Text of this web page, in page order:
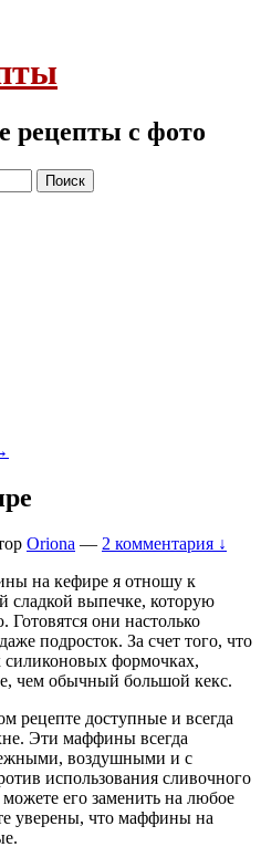
рецепты с фото
Oriona — 2 комментария ↓
на кефире я отношу к
сладкой выпечке, которую
Готовятся они настолько
подросток. За счет того, что
формочках,
чем обычный большой кекс.
рецепте доступные и всегда
Эти маффины всегда
воздушными и с
использования сливочного
его заменить на любое
уверены, что маффины на